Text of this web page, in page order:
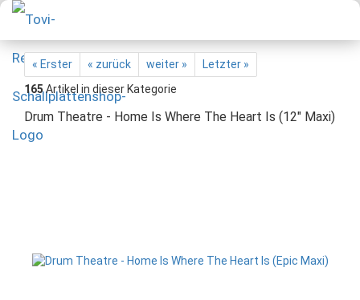
« Erster « zurück weiter »
Letzter »
165Artikel in dieser Kategorie
Drum Theatre - Home Is Where The Heart Is (12" Maxi)